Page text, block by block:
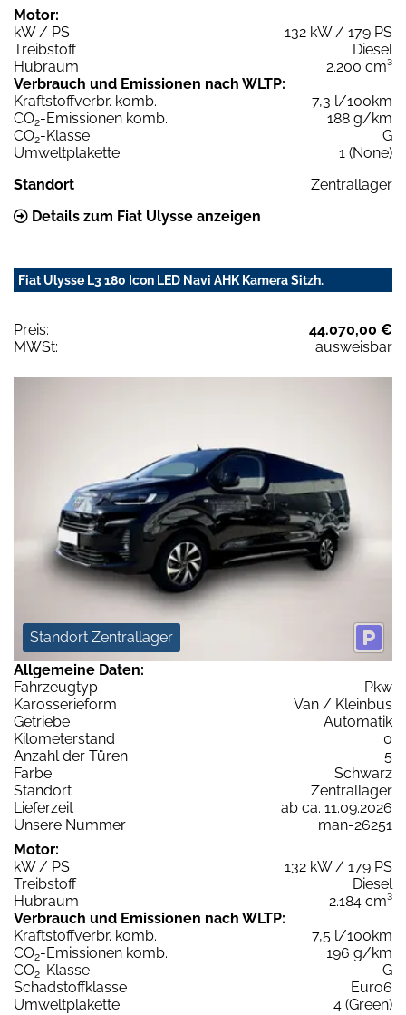
Motor:
kW / PS
132 kW / 179 PS
Treibstoff
Diesel
Hubraum
2.200 cm³
Verbrauch und Emissionen nach WLTP:
Kraftstoffverbr. komb.
7,3 l/100km
CO2-Emissionen komb.
188 g/km
CO2-Klasse
G
Umweltplakette
1 (None)
Standort
Zentrallager
Details zum Fiat Ulysse anzeigen
Fiat Ulysse L3 180 Icon LED Navi AHK Kamera Sitzh.
Preis:
44.070,00 €
MWSt:
ausweisbar
Standort Zentrallager
Allgemeine Daten:
Fahrzeugtyp
Pkw
Karosserieform
Van / Kleinbus
Getriebe
Automatik
Kilometerstand
0
Anzahl der Türen
5
Farbe
Schwarz
Standort
Zentrallager
Lieferzeit
ab ca. 11.09.2026
Unsere Nummer
man-26251
Motor:
kW / PS
132 kW / 179 PS
Treibstoff
Diesel
Hubraum
2.184 cm³
Verbrauch und Emissionen nach WLTP:
Kraftstoffverbr. komb.
7,5 l/100km
CO2-Emissionen komb.
196 g/km
CO2-Klasse
G
Schadstoffklasse
Euro6
Umweltplakette
4 (Green)